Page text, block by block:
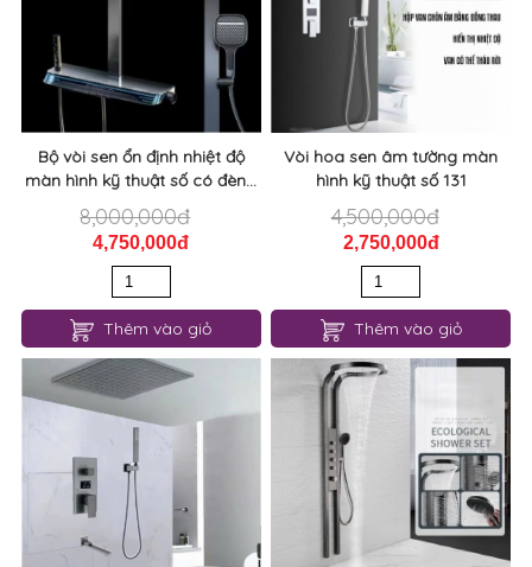
Bộ vòi sen ổn định nhiệt độ
màn hình kỹ thuật số có đèn...
8,000,000đ
4,750,000đ
Thêm vào giỏ
Vòi hoa sen âm tường màn
hình kỹ thuật số 131
4,500,000đ
2,750,000đ
Thêm vào giỏ